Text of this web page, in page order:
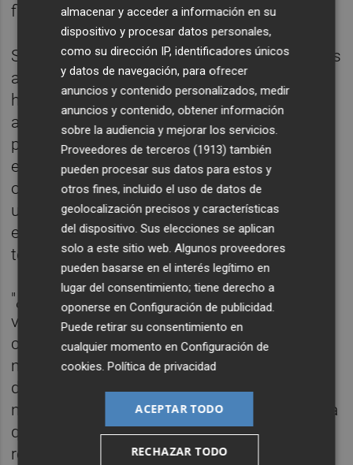
fiscal.
Sobre el apoyo a las startups por parte de las
administraciones, coincide en que "siempre
hace falta más" y cree que "no solo desde la
administración pública" porque "esto es una
partida de todos, administraciones,
empresarios, emprendedores o
organizaciones". Precisamente, a su juicio
uno de los mayores desafíos para el
ecosistema startup en Valencia es que
todos "remen en la misma dirección".
"¿Hay que mejorar? Por supuesto, pero
vamos en buen camino, los numeros y las
cifras están ahí" y la ciudad "se posiciona
muy buen tanto en los rankings de calidad
de vida como el de inversión levantada por
nuevas empresas". "Estamos muy bien, cosa
que era impensable hace años", ha
remarcado.
almacenar y acceder a información en su
dispositivo y procesar datos personales,
como su dirección IP, identificadores únicos
y datos de navegación, para ofrecer
anuncios y contenido personalizados, medir
anuncios y contenido, obtener información
sobre la audiencia y mejorar los servicios.
Proveedores de terceros (1913) también
pueden procesar sus datos para estos y
otros fines, incluido el uso de datos de
geolocalización precisos y características
del dispositivo. Sus elecciones se aplican
solo a este sitio web. Algunos proveedores
pueden basarse en el interés legítimo en
lugar del consentimiento; tiene derecho a
oponerse enConfiguración de publicidad
Puede retirar su consentimiento en
cualquier momento enConfiguración de
cookies .Política de privacidad
ACEPTAR TODO
RECHAZAR TODO